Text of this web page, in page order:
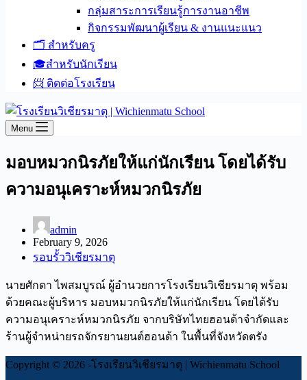
กลุ่มสาระการเรียนรู้การงานอาชีพ
กิจกรรมพัฒนาผู้เรียน & งานแนะแนว
🗂️ สำหรับครู
🎓สำหรับนักเรียน
📨 ติดต่อโรงเรียน
Menu
มอบหมวกนิรภัยให้แก่นักเรียน โดยได้รับ
ความอนุเคราะห์หมวกนิรภัย
admin
February 9, 2026
รอบรั้ววิเชียรมาตุ
นายศักดา ไพสมบูรณ์ ผู้อำนวยการโรงเรียนวิเชียรมาตุ พร้อม
ด้วยคณะผู้บริหาร มอบหมวกนิรภัยให้แก่นักเรียน โดยได้รับ
ความอนุเคราะห์หมวกนิรภัย จากบริษัทไทยฮอนด้าจำกัดและ
ร้านผู้จำหน่ายรถจักรยานยนต์ฮอนด้า ในพื้นที่จังหวัดตรัง
Copyright © 2026 -โรงเรียนวิเชียรมาตุ | Wichienmatu School